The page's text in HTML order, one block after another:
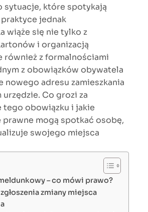
sytuacje, które spotykają
jednak
wiąże się nie tylko z
i organizacją
również z formalnościami
z obowiązków obywatela
nowego adresu zamieszkania
urzędzie. Co grozi za
tego obowiązku i jakie
prawne mogą spotkać osobę,
swojego miejsca
– co mówi prawo?
zmiany miejsca